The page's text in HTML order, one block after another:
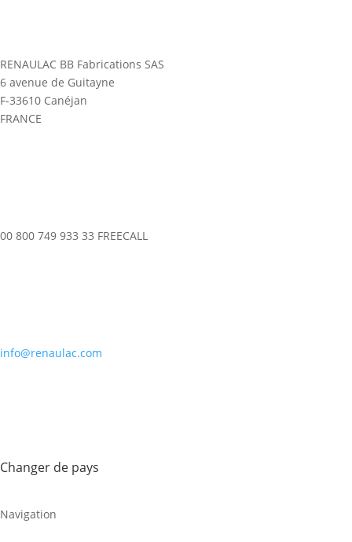
RENAULAC BB Fabrications SAS
6 avenue de Guitayne
F-33610 Canéjan
FRANCE
00 800 749 933 33 FREECALL
info@renaulac.com
Changer de pays
Navigation